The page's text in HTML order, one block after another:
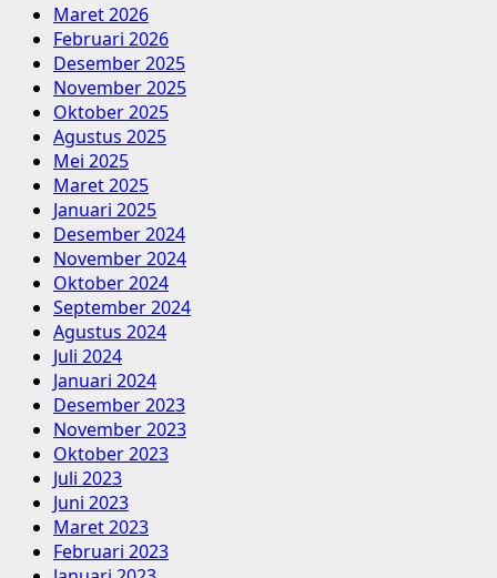
Maret 2026
Februari 2026
Desember 2025
November 2025
Oktober 2025
Agustus 2025
Mei 2025
Maret 2025
Januari 2025
Desember 2024
November 2024
Oktober 2024
September 2024
Agustus 2024
Juli 2024
Januari 2024
Desember 2023
November 2023
Oktober 2023
Juli 2023
Juni 2023
Maret 2023
Februari 2023